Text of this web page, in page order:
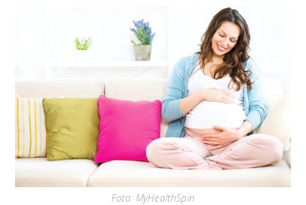
Foto: MyHealthSpin